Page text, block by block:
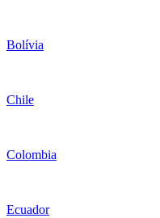
Bolívia
Chile
Colombia
Ecuador